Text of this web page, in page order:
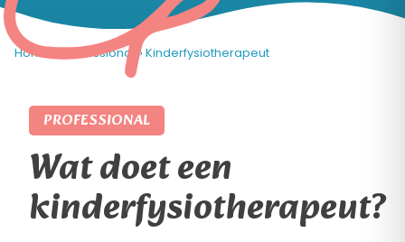
Home »Professional » Kinderfysiotherapeut
PROFESSIONAL
Wat doet een
kinderfysiotherapeut?